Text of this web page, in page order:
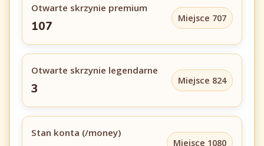
Otwarte skrzynie premium
107
Miejsce 707
Otwarte skrzynie legendarne
3
Miejsce 824
Stan konta (/money)
Miejsce 1080